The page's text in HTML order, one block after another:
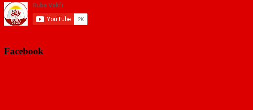
Facebook